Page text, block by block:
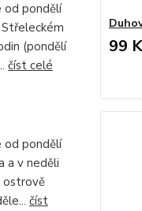
od pondělí
(pondělí
číst celé
od pondělí
a v neděli
ostrově
číst
99